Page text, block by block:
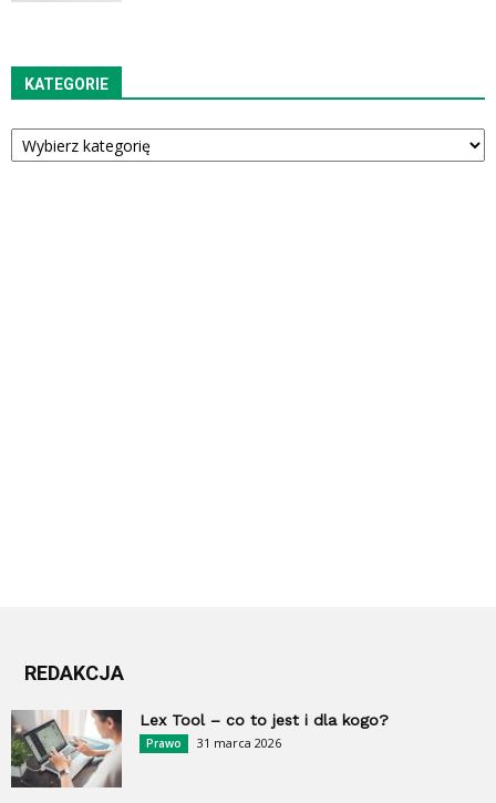
KATEGORIE
Kategorie
REDAKCJA
Lex Tool – co to jest i dla kogo?
Prawo 31 marca 2026